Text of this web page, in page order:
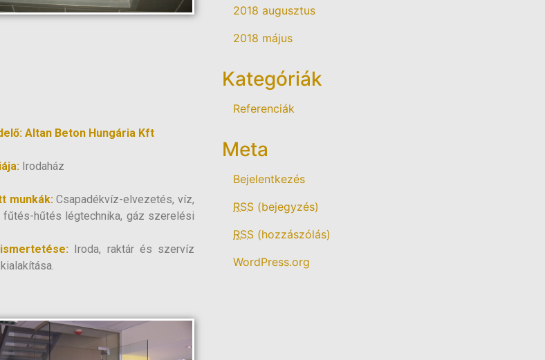
Altan Beton Hungária Kft
Irodaház
munkák:Csapadékvíz-elvezetés, víz,
fűtés-hűtés légtechnika, gáz szerelési
Iroda, raktár és szervíz
2018 augusztus
2018 május
Kategóriák
Referenciák
Meta
Bejelentkezés
RSS (bejegyzés)
RSS (hozzászólás)
WordPress.org